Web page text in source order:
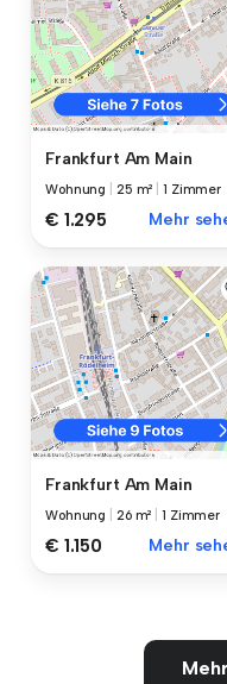
Frankfurt Am Main
Wohnung 25 m² |1 Zimmer
€ 1.295 Mehr
Frankfurt Am Main
Wohnung 26 m² |1 Zimmer
€ 1.150 Mehr